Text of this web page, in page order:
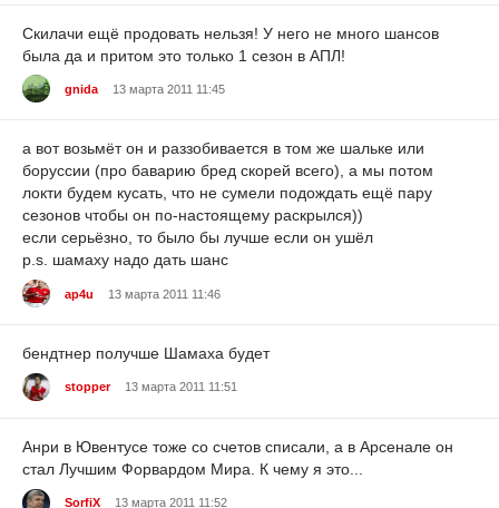
Скилачи ещё продовать нельзя! У него не много шансов
была да и притом это только 1 сезон в АПЛ!
gnida 13 марта 2011 11:45
а вот возьмёт он и раззобивается в том же шальке или
боруссии (про баварию бред скорей всего), а мы потом
локти будем кусать, что не сумели подождать ещё пару
сезонов чтобы он по-настоящему раскрылся))
если серьёзно, то было бы лучше если он ушёл
p.s. шамаху надо дать шанс
ap4u 13 марта 2011 11:46
бендтнер получше Шамаха будет
stopper 13 марта 2011 11:51
Анри в Ювентусе тоже со счетов списали, а в Арсенале он
стал Лучшим Форвардом Мира. К чему я это...
SorfiX 13 марта 2011 11:52